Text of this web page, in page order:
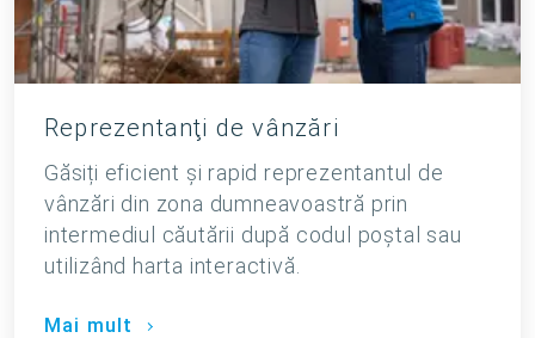
Reprezentanţi de vânzări
Găsiți eficient și rapid reprezentantul de
vânzări din zona dumneavoastră prin
intermediul căutării după codul poştal sau
utilizând harta interactivă.
Mai mult